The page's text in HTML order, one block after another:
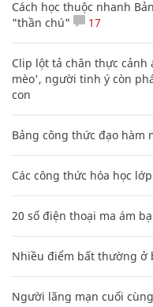
Cách học thuộc nhanh
"thần chú"
17
Clip lột tả chân thực
mèo', người tinh ý còn
con
Bảng công thức đạo hàm
Các công thức hóa học
20 số điện thoại ma ám
Nhiều điểm bất thường ở
Người lãng mạn cuối cùng